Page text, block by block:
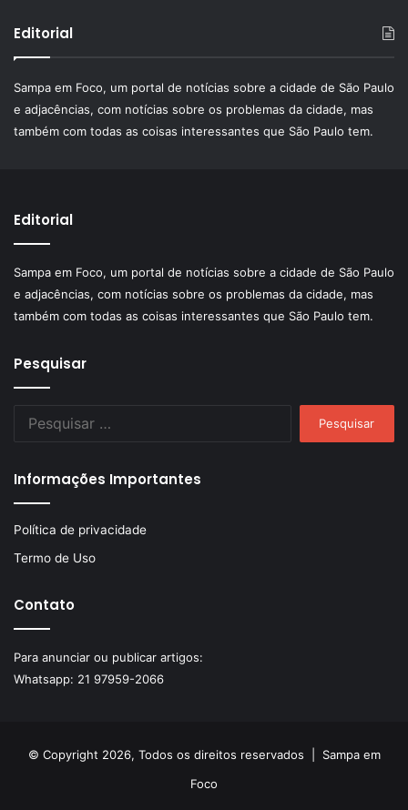
Editorial
Sampa em Foco, um portal de notícias sobre a cidade de São Paulo
e adjacências, com notícias sobre os problemas da cidade, mas
também com todas as coisas interessantes que São Paulo tem.
Editorial
Sampa em Foco, um portal de notícias sobre a cidade de São Paulo
e adjacências, com notícias sobre os problemas da cidade, mas
também com todas as coisas interessantes que São Paulo tem.
Pesquisar
Informações Importantes
Política de privacidade
Termo de Uso
Contato
Para anunciar ou publicar artigos:
Whatsapp: 21 97959-2066
© Copyright 2026, Todos os direitos reservados | Sampa em
Foco